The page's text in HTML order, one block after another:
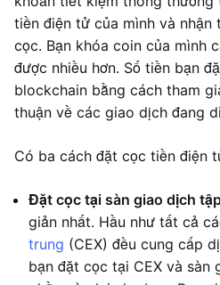
tiền điện tử của mình và
cọc. Bạn khóa coin của mình
được nhiều hơn. Số tiền bạn
blockchain bằng cách tham
thuận về các giao dịch đang
Có ba cách đặt cọc tiền điện
Đặt cọc tại sàn giao dịch
giản nhất. Hầu như tất cả
trung (CEX) đều cung cấp
bạn đặt cọc tại CEX và sàn